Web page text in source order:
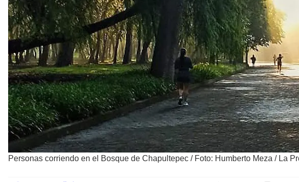
Personas corriendo en el Bosque de Chapultepec / Foto: Humberto Meza / La